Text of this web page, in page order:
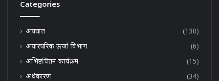
Categories
अपघात
(130)
अपारंपरिक ऊर्जा विभाग
(6)
अभिष्टचिंतन कार्यक्रम
(15)
अर्थकारण
(34)